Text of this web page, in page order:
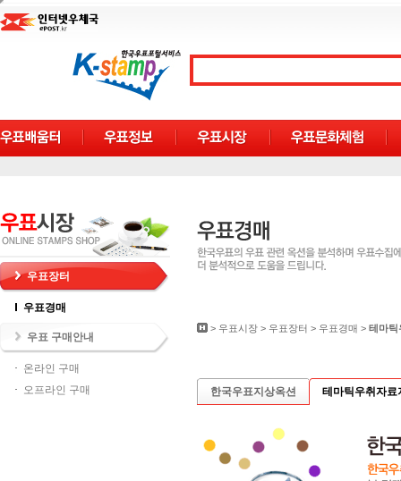
우표장터
우표경매
우표 구매안내
온라인 구매
오프라인 구매
> 우표시장 > 우표장터 > 우표경매 > 테마틱
한국우표지상옥션 테마틱우취자료